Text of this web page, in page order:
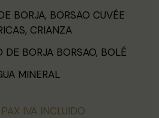
BORJA, BORSAO CUVÉE
CRIANZA
BORJA BORSAO, BOLÉ
MINERAL
IVA INCLUIDO